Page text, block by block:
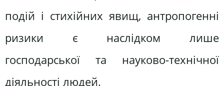
подій і стихійних явищ, антропогенні
ризики є наслідком лише
господарської та науково-технічної
діяльності людей.